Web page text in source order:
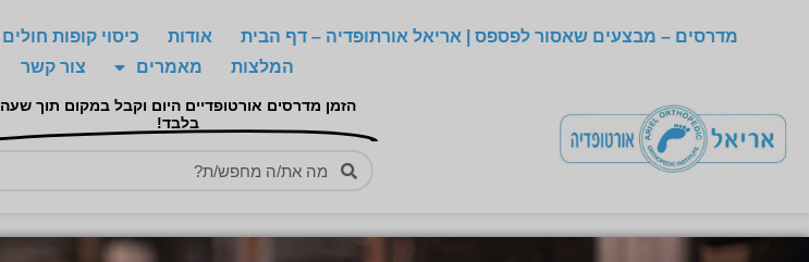
מדרסים – מבצעים שאסור לפספס | אריאל אורתופדיה – דף הבית אודות כיסוי קופות חולים
המלצות
מאמרים צור קשר
הזמן מדרסים אורטופדיים היום וקבל במקום תוך שעה
בלבד!